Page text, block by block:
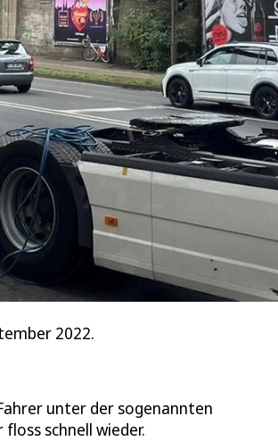
2022.
unter der sogenannten
schnell wieder.